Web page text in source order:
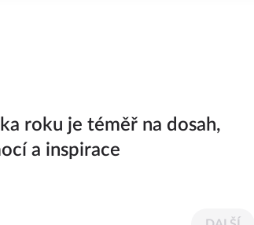
roku je téměř na dosah,
a inspirace